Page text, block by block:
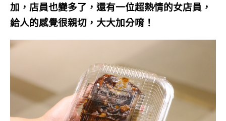
加，店員也變多了，還有一位超熱情的女店員，
給人的感覺很親切，大大加分唷！